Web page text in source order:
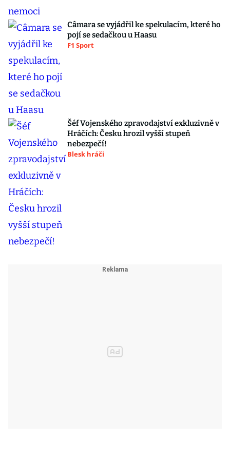
Câmara se vyjádřil ke spekulacím, které ho
pojí se sedačkou u Haasu
F1 Sport
Šéf Vojenského zpravodajství exkluzivně v
Hráčích: Česku hrozil vyšší stupeň
nebezpečí!
Blesk hráči